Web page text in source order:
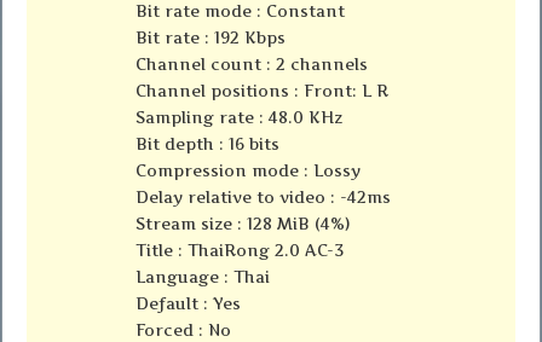
Bit rate mode : Constant
Bit rate : 192 Kbps
Channel count : 2 channels
Channel positions : Front: L R
Sampling rate : 48.0 KHz
Bit depth : 16 bits
Compression mode : Lossy
Delay relative to video : -42ms
Stream size : 128 MiB (4%)
Title : ThaiRong 2.0 AC-3
Language : Thai
Default : Yes
Forced : No